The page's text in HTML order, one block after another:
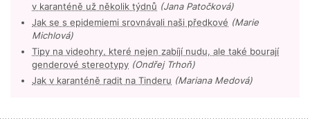
v karanténě už několik týdnů (Jana Patočková)
Jak se s epidemiemi srovnávali naši předkové (Marie
Michlová)
Tipy na videohry, které nejen zabíjí nudu, ale také bourají
genderové stereotypy (Ondřej Trhoň)
Jak v karanténě radit na Tinderu (Mariana Medová)